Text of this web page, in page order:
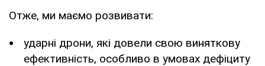
Отже, ми маємо розвивати:
ударні дрони, які довели свою виняткову
ефективність, особливо в умовах дефіциту